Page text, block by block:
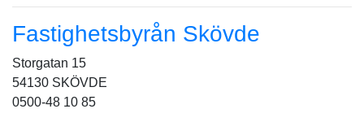
Fastighetsbyrån Skövde
Storgatan 15
54130 SKÖVDE
0500-48 10 85